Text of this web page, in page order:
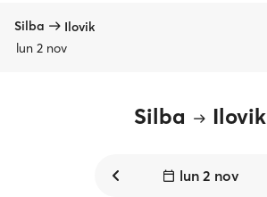
Silba
Ilovik
lun 2 nov
Silba Ilovik
lun 2 nov